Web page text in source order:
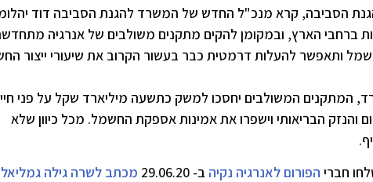
הסביבה, קרא מנכ"ל החדש של המשרד להגנת הסביבה דוד
ברחבי הארץ, ובמקומן להקים מתקנים משולבים של אנרגיה
ותאפשר להעלות דרמטית כבר בעשור הקרוב את שיעורי ייצור
המתקנים המשולבים יחסכו למשק כתשעה מיליארד שקל על פני חיי
והנזק הבריאותי וישפרו את אמינות אספקת החשמל. מכל כיוון שלא
חברי הפורום לאנרגיה נקיה ב- 29.06.20 מכתב לשרה גילה גמליאל